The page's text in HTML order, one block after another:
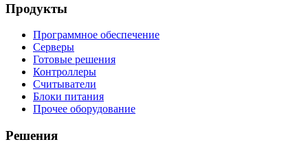
Продукты
Программное обеспечение
Серверы
Готовые решения
Контроллеры
Считыватели
Блоки питания
Прочее оборудование
Решения